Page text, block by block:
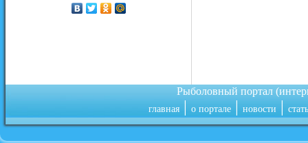
Рыболовный портал
главная|о портале|новости|